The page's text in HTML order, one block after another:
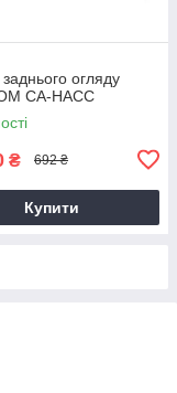
огляду
CA-HACC
₴ 692 ₴
Купити